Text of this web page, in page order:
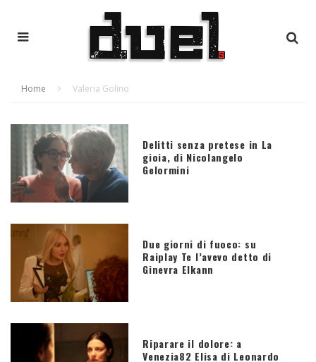
Home Valeria Golino
Delitti senza pretese in La
gioia, di Nicolangelo
Gelormini
Due giorni di fuoco: su
Raiplay Te l’avevo detto di
Ginevra Elkann
Riparare il dolore: a
Venezia82 Elisa di Leonardo